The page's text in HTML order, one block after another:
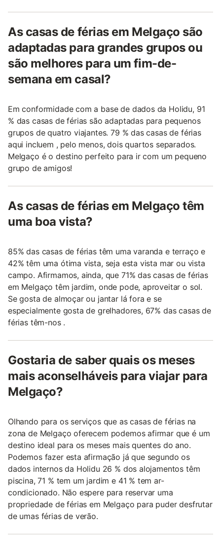
As casas de férias em Melgaço são
adaptadas para grandes grupos ou
são melhores para um fim-de-
semana em casal?
Em conformidade com a base de dados da Holidu, 91
% das casas de férias são adaptadas para pequenos
grupos de quatro viajantes. 79 % das casas de férias
aqui incluem , pelo menos, dois quartos separados.
Melgaço é o destino perfeito para ir com um pequeno
grupo de amigos!
As casas de férias em Melgaço têm
uma boa vista?
85% das casas de férias têm uma varanda e terraço e
42% têm uma ótima vista, seja esta vista mar ou vista
campo. Afirmamos, ainda, que 71% das casas de férias
em Melgaço têm jardim, onde pode, aproveitar o sol.
Se gosta de almoçar ou jantar lá fora e se
especialmente gosta de grelhadores, 67% das casas de
férias têm-nos .
Gostaria de saber quais os meses
mais aconselháveis para viajar para
Melgaço?
Olhando para os serviços que as casas de férias na
zona de Melgaço oferecem podemos afirmar que é um
destino ideal para os meses mais quentes do ano.
Podemos fazer esta afirmação já que segundo os
dados internos da Holidu 26 % dos alojamentos têm
piscina, 71 % tem um jardim e 41 % tem ar-
condicionado. Não espere para reservar uma
propriedade de férias em Melgaço para puder desfrutar
de umas férias de verão.